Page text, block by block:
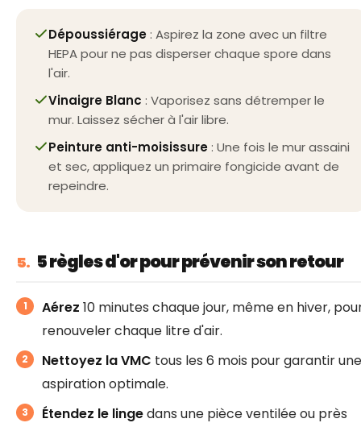
Dépoussiérage : Aspirez la zone avec un filtre
HEPA pour ne pas disperser chaque spore dans
l'air.
Vinaigre Blanc : Vaporisez sans détremper le
mur. Laissez sécher à l'air libre.
Peinture anti-moisissure : Une fois le mur assaini
et sec, appliquez un primaire fongicide avant de
repeindre.
5. 5 règles d'or pour prévenir son retour
Aérez 10 minutes chaque jour, même en hiver,
renouveler chaque litre d'air.
Nettoyez la VMC tous les 6 mois pour garantir une
aspiration optimale.
Étendez le lingedans une pièce ventilée ou près